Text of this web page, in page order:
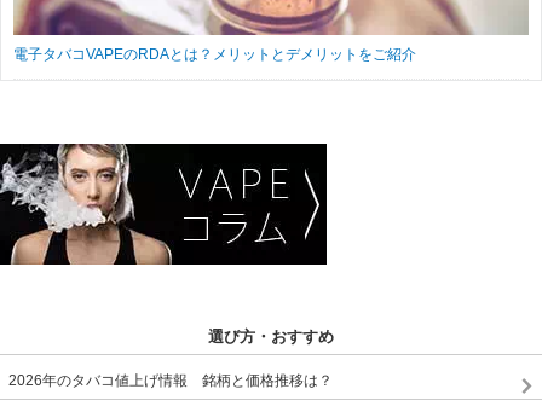
電子タバコVAPEのRDAとは？メリットとデメリットをご紹介
選び方・おすすめ
2026年のタバコ値上げ情報 銘柄と価格推移は？